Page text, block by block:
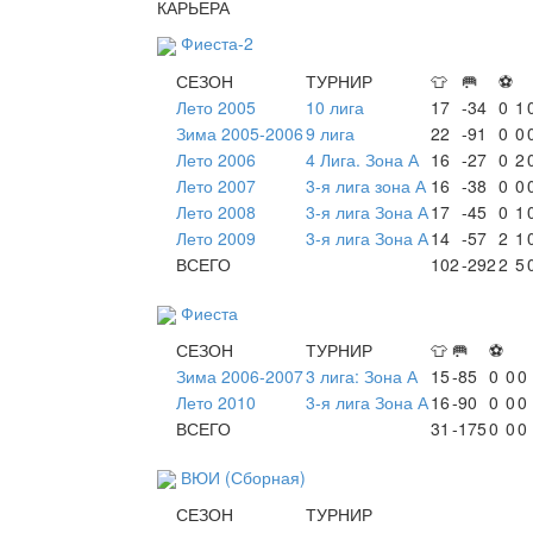
КАРЬЕРА
Фиеста-2
СЕЗОН
ТУРНИР 👕 🥅
⚽
Лето 2005
10 лига 17 -34 0 1
Зима 2005-20069 лига 22 -91 0 0
Лето 2006
4 Лига. Зона А 16 -27 0 2
Лето 2007
3-я лига зона А 16 -38 0 0
Лето 2008
3-я лига Зона А17 -45 0 1
Лето 2009
3-я лига Зона А14 -57 2 1
ВСЕГО
102-2922 5
Фиеста
СЕЗОН
ТУРНИР 👕 🥅
⚽
Зима 2006-20073 лига: Зона А 15-85 0 00
Лето 2010
3-я лига Зона А16-90 0 00
ВСЕГО
31 -1750 00
ВЮИ (Сборная)
СЕЗОН
ТУРНИР